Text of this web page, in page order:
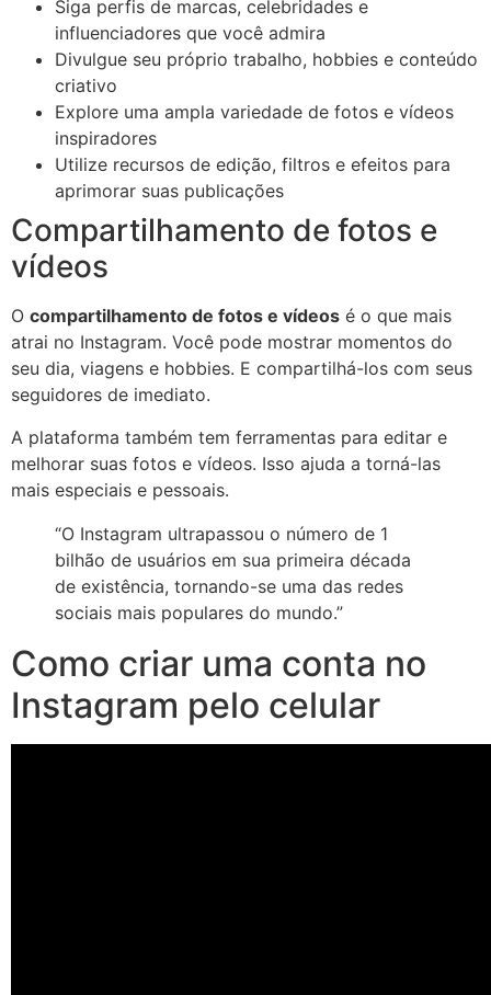
Siga perfis de marcas, celebridades e
influenciadores que você admira
Divulgue seu próprio trabalho, hobbies e conteúdo
criativo
Explore uma ampla variedade de fotos e vídeos
inspiradores
Utilize recursos de edição, filtros e efeitos para
aprimorar suas publicações
Compartilhamento de fotos e
vídeos
O compartilhamento de fotos e vídeos é o que mais
atrai no Instagram. Você pode mostrar momentos do
seu dia, viagens e hobbies. E compartilhá-los com seus
seguidores de imediato.
A plataforma também tem ferramentas para editar e
melhorar suas fotos e vídeos. Isso ajuda a torná-las
mais especiais e pessoais.
“O Instagram ultrapassou o número de 1
bilhão de usuários em sua primeira década
de existência, tornando-se uma das redes
sociais mais populares do mundo.”
Como criar uma conta no
Instagram pelo celular